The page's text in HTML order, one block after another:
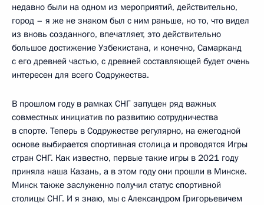
недавно были на одном из мероприятий, действительно,
город – я же не знаком был с ним раньше, но то, что видел
из вновь созданного, впечатляет, это действительно
большое достижение Узбекистана, и конечно, Самарканд
с его древней частью, с древней составляющей будет очень
интересен для всего Содружества.
В прошлом году в рамках СНГ запущен ряд важных
совместных инициатив по развитию сотрудничества
в спорте. Теперь в Содружестве регулярно, на ежегодной
основе выбирается спортивная столица и проводятся Игры
стран СНГ. Как известно, первые такие игры в 2021 году
приняла наша Казань, а в этом году они прошли в Минске.
Минск также заслуженно получил статус спортивной
столицы СНГ. И я знаю, мы с Александром Григорьевичем